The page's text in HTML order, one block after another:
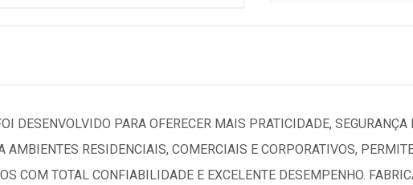
DESENVOLVIDO PARA OFERECER MAIS PRATICIDADE, SEGURANÇA
AMBIENTES RESIDENCIAIS, COMERCIAIS E CORPORATIVOS,
COM TOTAL CONFIABILIDADE E EXCELENTE DESEMPENHO.